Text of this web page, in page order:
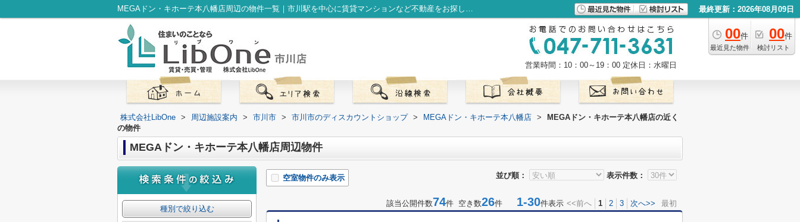
MEGAドン・キホーテ本八幡店周辺の物件一覧｜市川駅を中心に賃貸マンションなど不動産をお探しなら株式会社LibOneへ 最終更新：2026年08月09日
00件
最近見た物件
00件
検討リスト
営業時間：10：00～19：00 定休日：水曜日
株式会社LibOne > 周辺施設案内 > 市川市 > 市川市のディスカウントショップ > MEGAドン・キホーテ本八幡店 >
MEGAドン・キホーテ本八幡店の近く
の物件
MEGAドン・キホーテ本八幡店周辺物件
並び順： 表示件数：
空室物件のみ表示
該当公開件数74件 空き数26件 1-30件表示 <<前へ 1 2 3 次へ>> 最初
種別で絞り込む